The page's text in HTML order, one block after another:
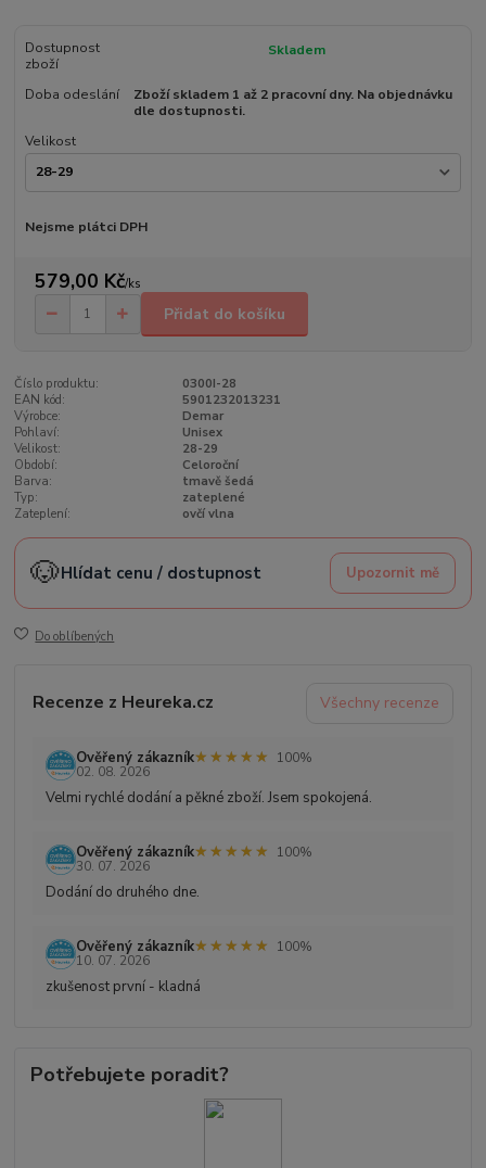
Dostupnost
zboží
Skladem
Doba odeslání
Zboží skladem 1 až 2 pracovní dny. Na objednávku
dle dostupnosti.
Velikost
Nejsme plátci DPH
579,00 Kč/ks
Přidat do košíku
Číslo produktu:
0300I-28
EAN kód:
5901232013231
Výrobce:
Demar
Pohlaví:
Unisex
Velikost:
28-29
Období:
Celoroční
Barva:
tmavě šedá
Typ:
zateplené
Zateplení:
ovčí vlna
🐶Hlídat cenu / dostupnost Upozornit mě
Do oblíbených
Recenze z Heureka.cz Všechny recenze
Ověřený zákazník★★★★★
★★★★★
100%
02. 08. 2026
Velmi rychlé dodání a pěkné zboží. Jsem spokojená.
Ověřený zákazník★★★★★
★★★★★
100%
30. 07. 2026
Dodání do druhého dne.
Ověřený zákazník★★★★★
★★★★★
100%
10. 07. 2026
zkušenost první - kladná
Potřebujete poradit?